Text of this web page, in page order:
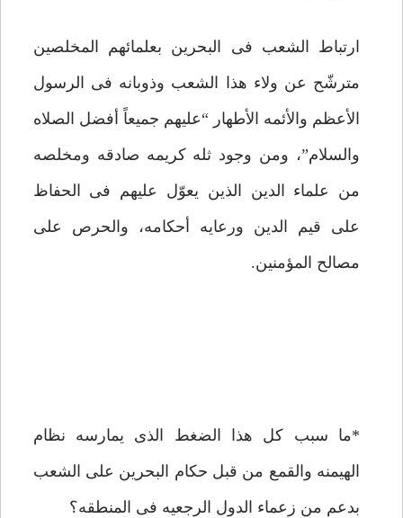
ارتباط الشعب فی البحرین بعلمائهم المخلصین
مترشّح عن ولاء هذا الشعب وذوبانه فی الرسول
الأعظم والأئمه الأطهار “علیهم جمیعاً أفضل الصلاه
والسلام”، ومن وجود ثله کریمه صادقه ومخلصه
من علماء الدین الذین یعوّل علیهم فی الحفاظ
على قیم الدین ورعایه أحکامه، والحرص على
مصالح المؤمنین.
*ما سبب کل هذا الضغط الذی یمارسه نظام
الهیمنه والقمع من قبل حکام البحرین على الشعب
بدعم من زعماء الدول الرجعیه فی المنطقه؟